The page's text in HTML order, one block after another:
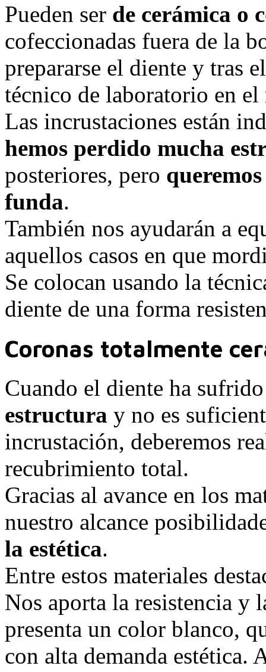
Pueden ser de cerámica o
cofeccionadas fuera de la
prepararse el diente y tras
técnico de laboratorio en
Las incrustaciones están
hemos perdido mucha
posteriores, pero
funda.
También nos ayudarán a
aquellos casos en que
Se colocan usando la
diente de una forma
Coronas totalmente
Cuando el diente ha
estructura y no es
incrustación, deberemos
recubrimiento total.
Gracias al avance en los
nuestro alcance
la estética.
Entre estos materiales
Nos aporta la resistencia y
presenta un color blanco,
con alta demanda estética.